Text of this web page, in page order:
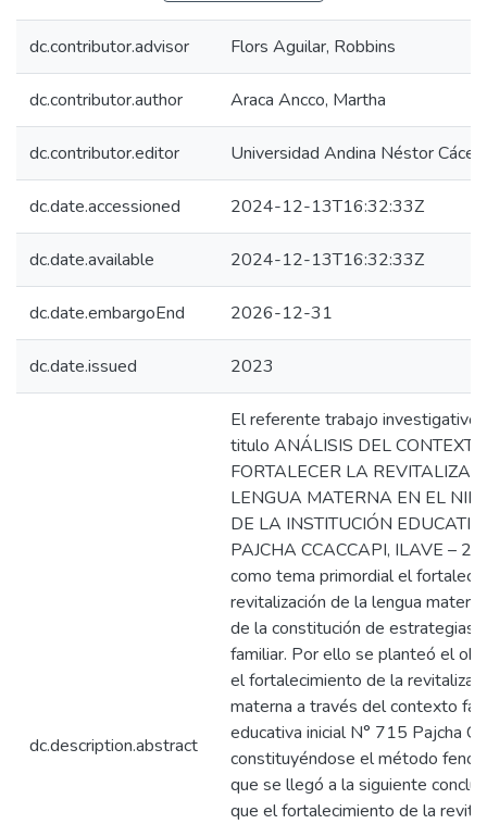
dc.contributor.advisor Flors Aguilar, Robbins
dc.contributor.author Araca Ancco, Martha
dc.contributor.editor Universidad Andina Néstor
dc.date.accessioned 2024-12-13T16:32:33Z
dc.date.available 2024-12-13T16:32:33Z
dc.date.embargoEnd 2026-12-31
dc.date.issued 2023
dc.description.abstract
El referente trabajo investigativo
titulo ANÁLISIS DEL
FORTALECER LA
LENGUA MATERNA EN EL
DE LA INSTITUCIÓN
PAJCHA CCACCAPI, ILAVE –
como tema primordial el
revitalización de la lengua
de la constitución de estrategias
familiar. Por ello se planteó el
el fortalecimiento de la
materna a través del contexto
educativa inicial N° 715 Pajcha
constituyéndose el método
que se llegó a la siguiente
que el fortalecimiento de la